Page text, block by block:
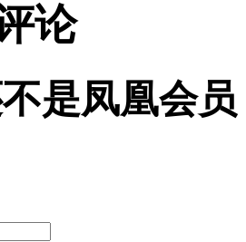
论
是凤凰会